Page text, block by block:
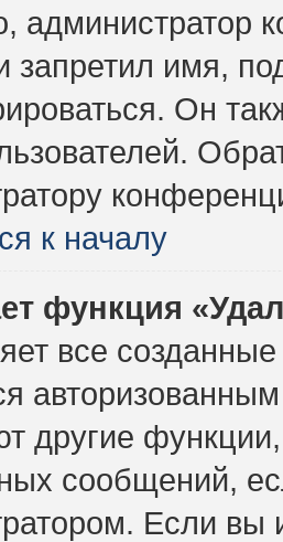
администратор
запретил имя,
Он
к началу
функция
все
другие
сообщений,
Если вы